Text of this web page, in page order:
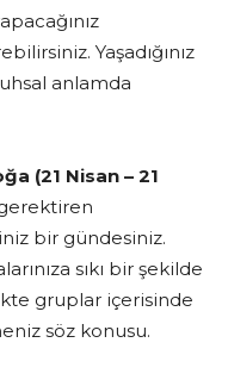
Yaşadığınız
anlamda
(21 Nisan – 21
bir gündesiniz.
sıkı bir şekilde
gruplar içerisinde
söz konusu.